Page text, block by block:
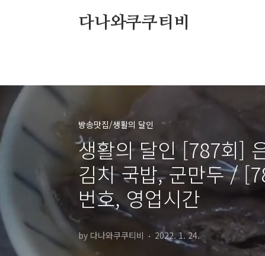
다나와쿠쿠티비
방송맛집/생활의 달인
생활의 달인 [787회]
김치 국밥, 군만두 /
번호, 영업시간
by 다나와쿠쿠티비 2022. 1. 24.